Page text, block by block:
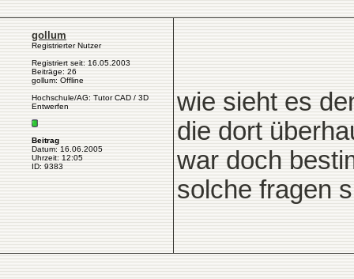
gollum
Registrierter Nutzer
Registriert seit: 16.05.2003
Beiträge: 26
gollum: Offline
Hochschule/AG: Tutor CAD / 3D
Entwerfen
Beitrag
Datum: 16.06.2005
Uhrzeit: 12:05
ID: 9383
wie sieht es
die dort
war doch
solche fragen